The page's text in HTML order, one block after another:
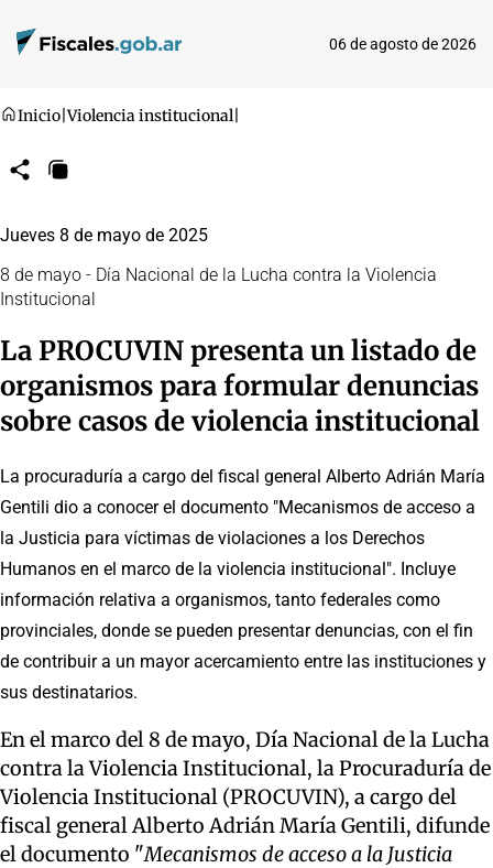
06 de agosto de 2026
Inicio |Violencia institucional
CompartirCopiar
Jueves 8 de mayo de 2025
8 de mayo - Día Nacional de la Lucha contra la Violencia
Institucional
La PROCUVIN presenta un listado de
organismos para formular denuncias
sobre casos de violencia institucional
La procuraduría a cargo del fiscal general Alberto Adrián María
Gentili dio a conocer el documento "Mecanismos de acceso a
la Justicia para víctimas de violaciones a los Derechos
Humanos en el marco de la violencia institucional". Incluye
información relativa a organismos, tanto federales como
provinciales, donde se pueden presentar denuncias, con el fin
de contribuir a un mayor acercamiento entre las instituciones y
sus destinatarios.
En el marco del 8 de mayo, Día Nacional de la Lucha
contra la Violencia Institucional, la Procuraduría de
Violencia Institucional (PROCUVIN), a cargo del
fiscal general Alberto Adrián María Gentili, difunde
el documento "Mecanismos de acceso a la Justicia